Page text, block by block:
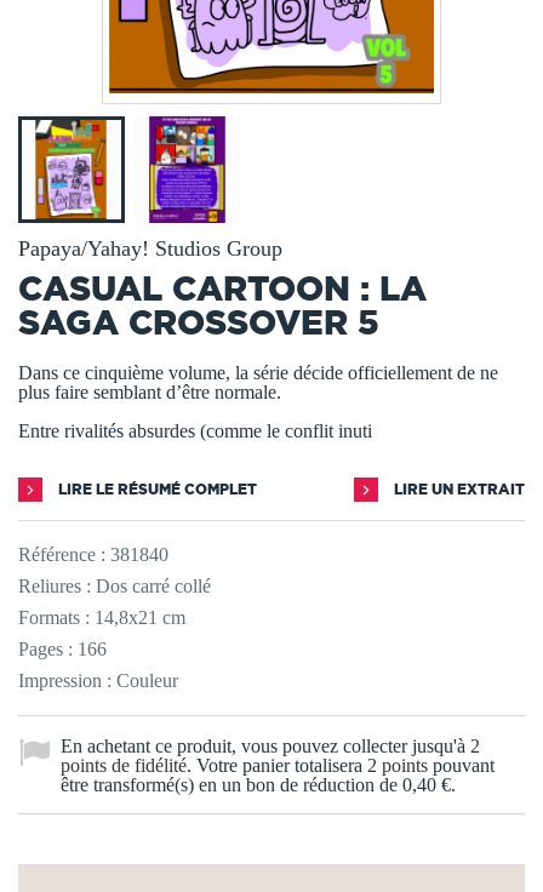
Papaya/Yahay! Studios Group
CASUAL CARTOON : LA
SAGA CROSSOVER 5
Dans ce cinquième volume, la série décide officiellement de ne
plus faire semblant d’être normale.
Entre rivalités absurdes (comme le conflit inuti
LIRE LE RÉSUMÉ COMPLET LIRE UN EXTRAIT
Référence : 381840
Reliures : Dos carré collé
Formats : 14,8x21 cm
Pages : 166
Impression : Couleur
En achetant ce produit, vous pouvez collecter jusqu'à 2
points de fidélité. Votre panier totalisera 2 points pouvant
être transformé(s) en un bon de réduction de 0,40 €.